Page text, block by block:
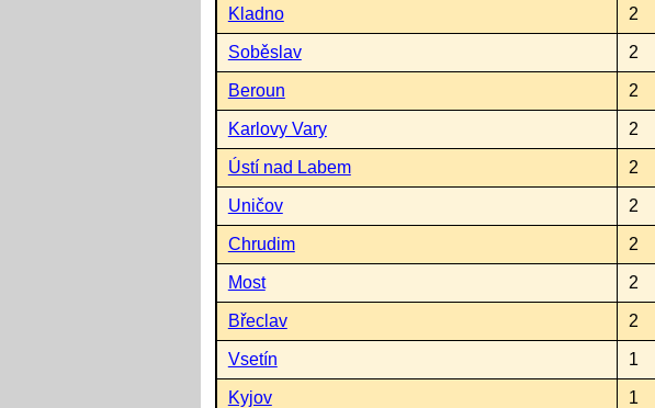
Kladno 2
Soběslav 2
Beroun 2
Karlovy Vary 2
Ústí nad Labem 2
Uničov 2
Chrudim 2
Most 2
Břeclav 2
Vsetín 1
Kyjov 1